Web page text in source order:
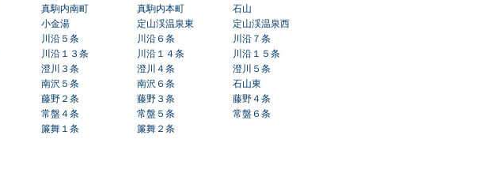
真駒内南町 真駒内本町
石山
小金湯 定山渓温泉東
定山渓温泉西
川沿５条 川沿６条
川沿７条
川沿１３条 川沿１４条
川沿１５条
澄川３条 澄川４条
澄川５条
南沢５条 南沢６条
石山東
藤野２条 藤野３条
藤野４条
常盤４条 常盤５条
常盤６条
簾舞１条 簾舞２条